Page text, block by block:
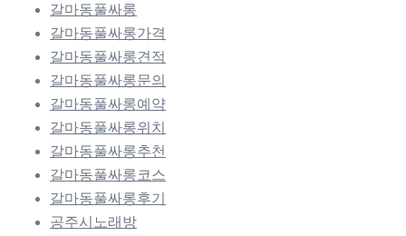
갈마동풀싸롱
갈마동풀싸롱가격
갈마동풀싸롱견적
갈마동풀싸롱문의
갈마동풀싸롱예약
갈마동풀싸롱위치
갈마동풀싸롱추천
갈마동풀싸롱코스
갈마동풀싸롱후기
공주시노래방